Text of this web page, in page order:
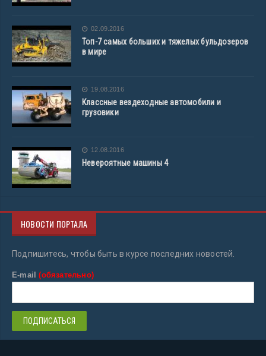
02.09.2016
Топ-7 самых больших и тяжелых бульдозеров
в мире
19.08.2016
Классные вездеходные автомобили и
грузовики
12.08.2016
Невероятные машины 4
НОВОСТИ ПОРТАЛА
Подпишитесь, чтобы быть в курсе последних новостей.
E-mail(обязательно)